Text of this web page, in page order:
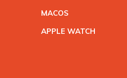
MACOS
APPLE WATCH